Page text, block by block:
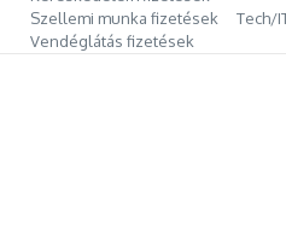
Szellemi munka fizetések
Tech/
Vendéglátás fizetések